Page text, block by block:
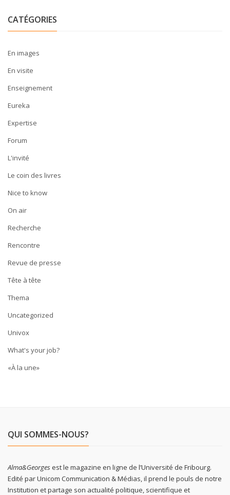
CATÉGORIES
En images
En visite
Enseignement
Eureka
Expertise
Forum
L'invité
Le coin des livres
Nice to know
On air
Recherche
Rencontre
Revue de presse
Tête à tête
Thema
Uncategorized
Univox
What's your job?
«À la une»
QUI SOMMES-NOUS?
Alma&Georgesest le magazine en ligne de l’Université de Fribourg.
Edité par Unicom Communication & Médias, il prend le pouls de notre
Institution et partage son actualité politique, scientifique et